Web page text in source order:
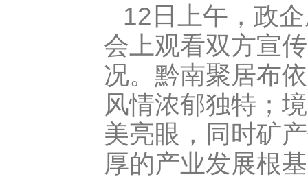
12日上午，政
会上观看双方宣
况。黔南聚居布
风情浓郁独特；
美亮眼，同时矿
厚的产业发展根